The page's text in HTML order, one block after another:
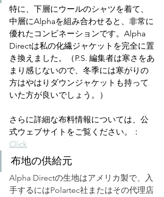
特に、下層にウールのシャツを着て、
中層にAlphaを組み合わせると、非常に
優れたコンビネーションです。Alpha
Directは私の化繊ジャケットを完全に置
き換えました。（P.S. 編集者は寒さをあ
まり感じないので、冬季には寒がりの
方はやはりダウンジャケットも持って
いた方が良いでしょう。）
さらに詳細な布料情報については、公
式ウェブサイトをご覧ください。
：
Click
布地の供給元
Alpha Directの生地はアメリカ製で、入
手するにはPolartec社またはその代理店